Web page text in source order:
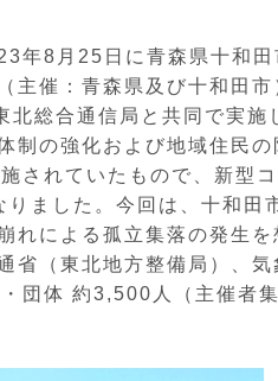
年8月25日に青森県十和田
主催：青森県及び十和田
総合通信局と共同で実施
制の強化および地域住民
されていたもので、新型
ました。今回は、十和田
れによる孤立集落の発生を
省（東北地方整備局）、気
団体 約3,500人（主催者